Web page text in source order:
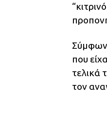
που
τελικά
τον